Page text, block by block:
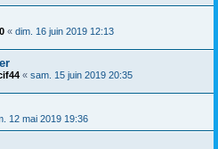
« dim. 16 juin 2019 12:13
« sam. 15 juin 2019 20:35
12 mai 2019 19:36